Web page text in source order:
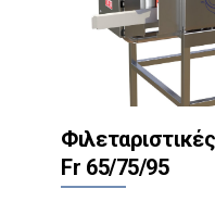
Fr 65/75/95